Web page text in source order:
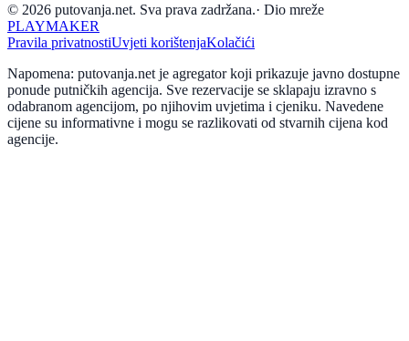
© 2026 putovanja.net. Sva prava zadržana.· Dio mreže
PLAYMAKER
Pravila privatnostiUvjeti korištenjaKolačići
Napomena: putovanja.net je agregator koji prikazuje javno dostupne
ponude putničkih agencija. Sve rezervacije se sklapaju izravno s
odabranom agencijom, po njihovim uvjetima i cjeniku. Navedene
cijene su informativne i mogu se razlikovati od stvarnih cijena kod
agencije.